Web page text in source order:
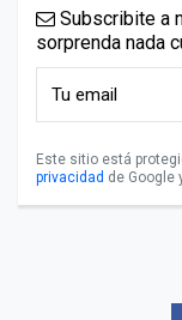
Subscribite a
sorprenda nada
Este sitio está
privacidad de Google